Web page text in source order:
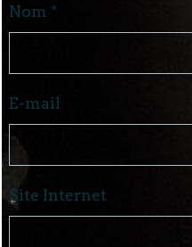
Nom
E-mail
Site Internet